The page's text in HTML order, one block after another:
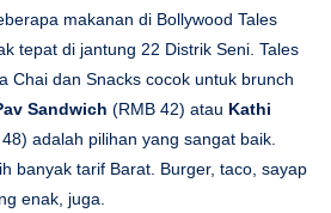
makanan di Bollywood Tales
tepat di jantung 22 Distrik Seni. Tales
Chai dan Snacks cocok untuk brunch
Sandwich (RMB 42) atau Kathi
adalah pilihan yang sangat baik.
banyak tarif Barat. Burger, taco, sayap
enak, juga.